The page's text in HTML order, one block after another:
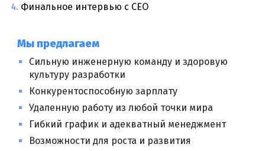
Финальное интервью с CEO
Мы предлагаем
Сильную инженерную команду и здоровую
культуру разработки
Конкурентоспособную зарплату
Удаленную работу из любой точки мира
Гибкий график и адекватный менеджмент
Возможности для роста и развития